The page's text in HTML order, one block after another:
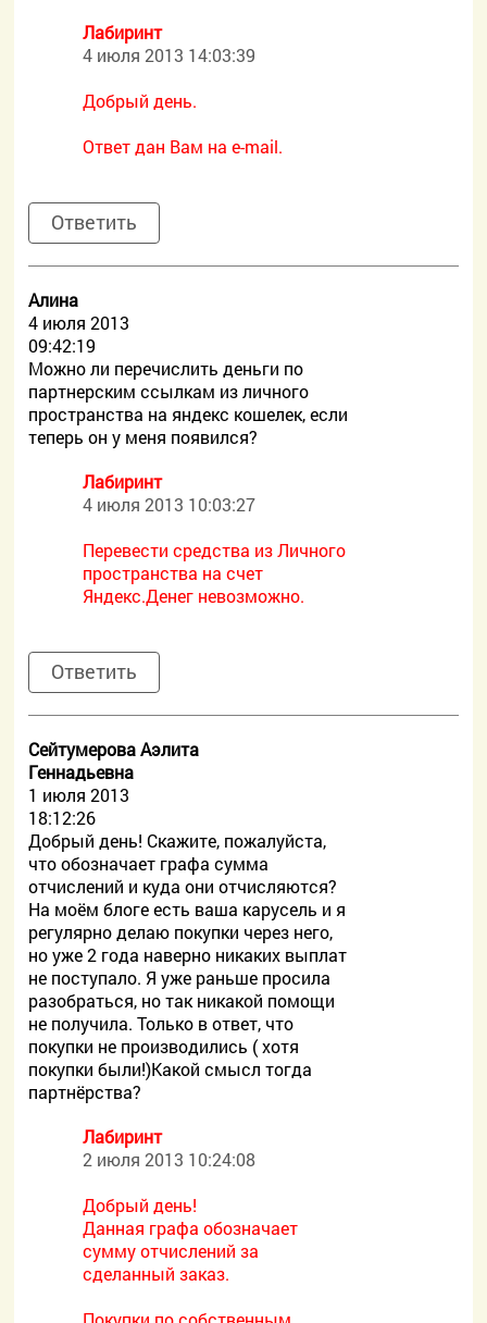
Лабиринт
4 июля 2013 14:03:39
Добрый день.
Ответ дан Вам на e-mail.
Ответить
Алина
4 июля 2013
09:42:19
Можно ли перечислить деньги по
партнерским ссылкам из личного
пространства на яндекс кошелек, если
теперь он у меня появился?
Лабиринт
4 июля 2013 10:03:27
Перевести средства из Личного
пространства на счет
Яндекс.Денег невозможно.
Ответить
Сейтумерова Аэлита
Геннадьевна
1 июля 2013
18:12:26
Добрый день! Скажите, пожалуйста,
что обозначает графа сумма
отчислений и куда они отчисляются?
На моём блоге есть ваша карусель и я
регулярно делаю покупки через него,
но уже 2 года наверно никаких выплат
не поступало. Я уже раньше просила
разобраться, но так никакой помощи
не получила. Только в ответ, что
покупки не производились ( хотя
покупки были!)Какой смысл тогда
партнёрства?
Лабиринт
2 июля 2013 10:24:08
Добрый день!
Данная графа обозначает
сумму отчислений за
сделанный заказ.